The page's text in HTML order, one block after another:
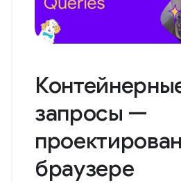
запросы —
браузере